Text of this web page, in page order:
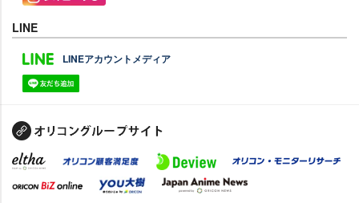
LINE
LINEアカウントメディア